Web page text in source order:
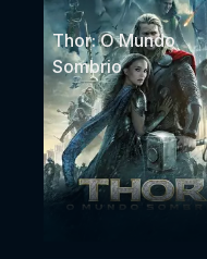
Thor: O Mundo
Sombrio